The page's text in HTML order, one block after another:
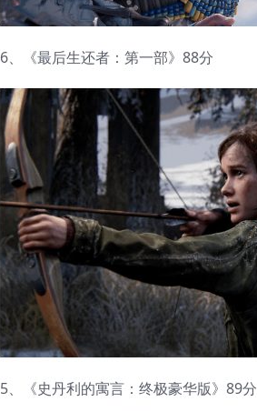
6、《最后生还者：第一部》88分
5、《史丹利的寓言：终极豪华版》89分